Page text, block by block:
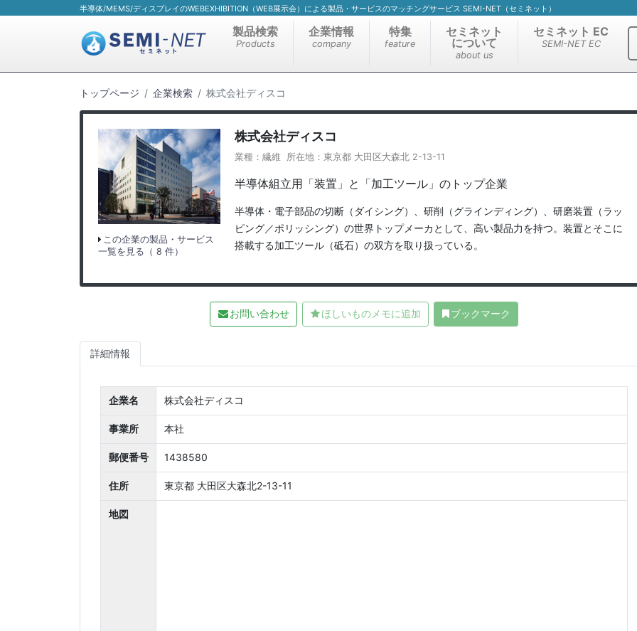
半導体/MEMS/ディスプレイのWEBEXHIBITION（WEB展示会）による製品・サービスのマッチングサービス SEMI-NET（セミネット）
製品検索
Products
企業情報
company
特集
feature
セミネット
について
about us
セミネット EC
SEMI-NET EC
トップページ 企業検索 株式会社ディスコ
この企業の製品・サービス
一覧を見る（ 8 件）
株式会社ディスコ
業種：繊維 所在地：東京都 大田区大森北 2-13-11
半導体組立用「装置」と「加工ツール」のトップ企業
半導体・電子部品の切断（ダイシング）、研削（グラインディング）、研磨装置（ラッ
ピング／ポリッシング）の世界トップメーカとして、高い製品力を持つ。装置とそこに
搭載する加工ツール（砥石）の双方を取り扱っている。
お問い合わせ ほしいものメモに追加 ブックマーク
詳細情報
企業名 株式会社ディスコ
事業所 本社
郵便番号 1438580
住所 東京都 大田区大森北2-13-11
地図